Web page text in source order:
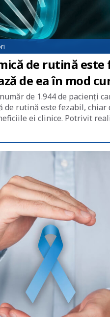
de rutină
de ea în mod
de 1.944 de pacienți
de rutină este fezabil,
ei clinice. Potrivit